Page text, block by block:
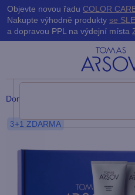
Přejít
na
obsah
Objevte novou řadu COLOR
Nakupte výhodně produkty se
a dopravou PPL na výdejní místa
Domů Dárkové balení
3+1 ZDARMA
K
o
k
Zpět
Zpět